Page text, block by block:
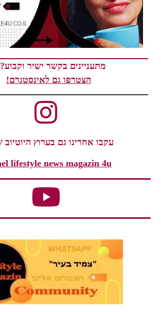
מתעניינים בקשר ישיר
הצטרפו גם לאינסטגרם!
עקבו אחרינו גם בערוץ היוטיוב
lifestyle news magazin 4u